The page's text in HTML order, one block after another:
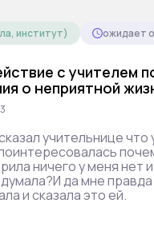
институт) ожидает
с учителем
о неприятной
учительнице что
ничего у меня нет
да мне
и сказала это ей.